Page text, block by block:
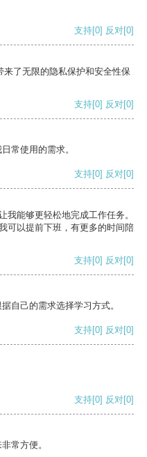
支持[0] 反对[0]
了无限的隐私保护和安全性保
支持[0] 反对[0]
常使用的需求。
支持[0] 反对[0]
我能够更轻松地完成工作任务。
可以提前下班，有更多的时间陪
支持[0] 反对[0]
自己的需求选择学习方式。
支持[0] 反对[0]
支持[0] 反对[0]
常方便。